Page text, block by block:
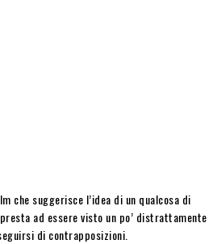
che suggerisce l’idea di un qualcosa di
ad essere visto un po’ distrattamente
di contrapposizioni.